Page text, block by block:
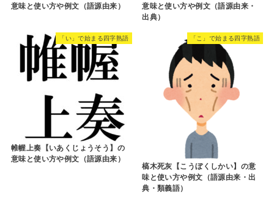
意味と使い方や例文（語源由来）
意味と使い方や例文（語源由来・
出典）
「い」で始まる四字熟語
帷幄上奏【いあくじょうそう】の
意味と使い方や例文（語源由来）
「こ」で始まる四字熟語
槁木死灰【こうぼくしかい】の意
味と使い方や例文（語源由来・出
典・類義語）